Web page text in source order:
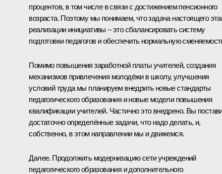
процентов, в том числе в связи с достижением пенсионного
возраста. Поэтому мы понимаем, что задача настоящего
реализации инициативы – это сбалансировать систему
подготовки педагогов и обеспечить нормальную
Помимо повышения заработной платы учителей, создания
механизмов привлечения молодёжи в школу, улучшения
условий труда мы планируем внедрить новые стандарты
педагогического образования и новые модели повышения
квалификации учителей. Частично это внедрено. Вы
достаточно определённые задачи, что надо делать, и,
собственно, в этом направлении мы и движемся.
Далее. Продолжить модернизацию сети учреждений
педагогического образования и дополнительного